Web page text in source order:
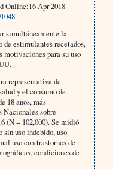
Online:16 Apr 2018
simultáneamente la
de estimulantes recetados,
motivaciones para su uso
representativa de
y el consumo de
18 años, más
sobre
(N = 102,000). Se midió
sin uso indebido, uso
uso con trastornos de
condiciones de